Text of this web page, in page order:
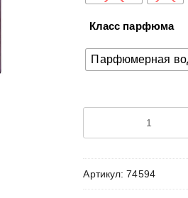
Класс парфюма
Парфюмерная
Noire
Артикул:74594